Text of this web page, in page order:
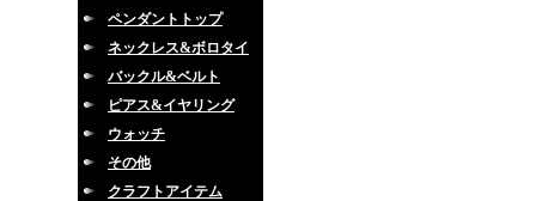
ペンダントトップ
ネックレス&ボロタイ
バックル&ベルト
ピアス&イヤリング
ウォッチ
その他
クラフトアイテム